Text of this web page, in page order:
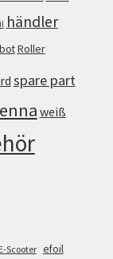
händler
Roller
spare part
weiß
E-Scooter efoil